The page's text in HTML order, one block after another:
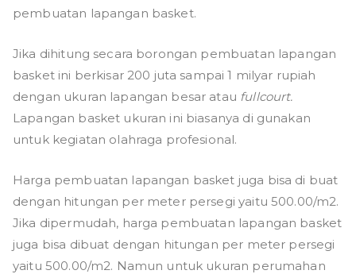
pembuatan lapangan basket.
Jika dihitung secara borongan pembuatan lapangan
basket ini berkisar 200 juta sampai 1 milyar rupiah
dengan ukuran lapangan besar atau fullcourt.
Lapangan basket ukuran ini biasanya di gunakan
untuk kegiatan olahraga profesional.
Harga pembuatan lapangan basket juga bisa di buat
dengan hitungan per meter persegi yaitu 500.00/m2.
Jika dipermudah, harga pembuatan lapangan basket
juga bisa dibuat dengan hitungan per meter persegi
yaitu 500.00/m2. Namun untuk ukuran perumahan